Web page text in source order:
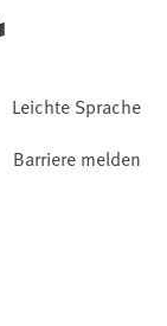
Leichte Sprache
Barriere melden